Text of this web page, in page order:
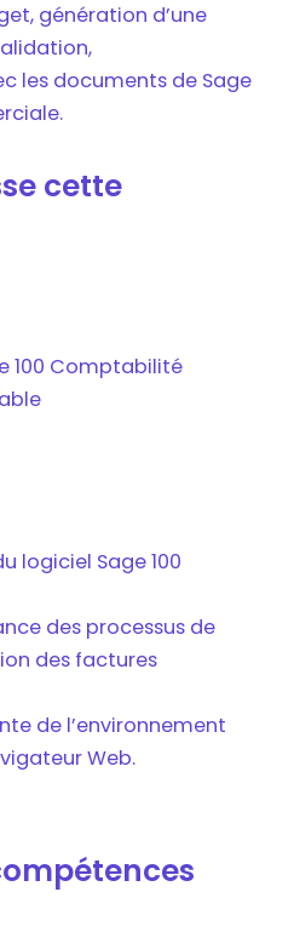
génération d’une
les documents de Sage
cette
100 Comptabilité
logiciel Sage 100
des processus de
des factures
de l’environnement
Web.